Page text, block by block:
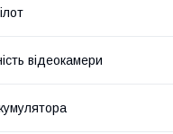
відеокамери